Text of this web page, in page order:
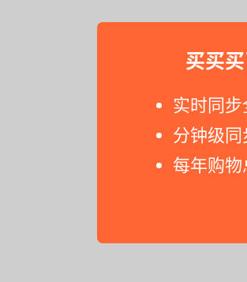
买买
实时同
分钟级
每年购